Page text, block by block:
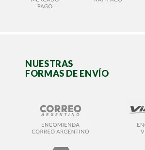
NUESTRAS
FORMAS DE ENVÍO